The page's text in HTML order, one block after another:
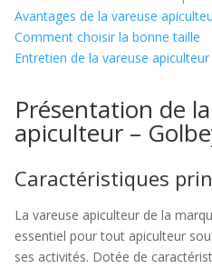
Avantages de la vareuse
Comment choisir la bonne taille
Entretien de la vareuse
Présentation de
apiculteur –
Caractéristiques
La vareuse apiculteur de la
essentiel pour tout apiculteur
ses activités. Dotée de